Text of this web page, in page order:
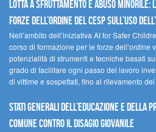
Lotta a sfruttamento e abuso minorile:
forze dell’ordine del CESP sull’uso
Nell’ambito dell’iniziativa AI for Safer
corso di formazione per le forze dell’ordine
potenzialità di strumenti e tecniche basati
grado di facilitare ogni passo del lavoro
di vittime e sospettati, fino al rilevamento
Stati Generali dell’Educazione e della
comune contro il disagio giovanile